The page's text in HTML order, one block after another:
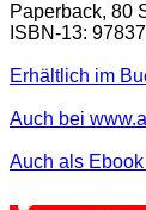
Paperback, 80
ISBN-13:
Erhältlich im
Auch bei
Auch als